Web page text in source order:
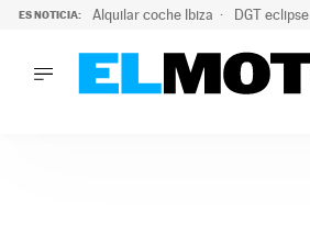
ES NOTICIA: Alquilar coche Ibiza DGT eclipse